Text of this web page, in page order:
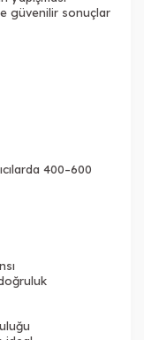
güvenilir sonuçlar
400–600